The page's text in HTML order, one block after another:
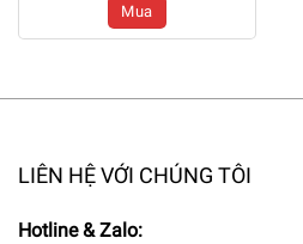
Mua
LIÊN HỆ VỚI CHÚNG TÔI
Hotline & Zalo: